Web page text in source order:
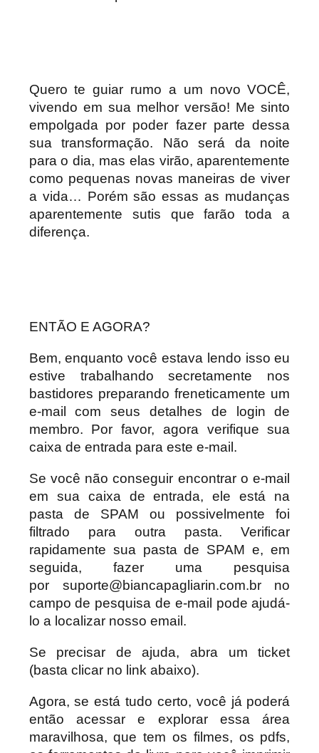
Quero te guiar rumo a um novo VOCÊ,
vivendo em sua melhor versão! Me sinto
empolgada por poder fazer parte dessa
sua transformação. Não será da noite
para o dia, mas elas virão, aparentemente
como pequenas novas maneiras de viver
a vida… Porém são essas as mudanças
aparentemente sutis que farão toda a
diferença.
ENTÃO E AGORA?
Bem, enquanto você estava lendo isso eu
estive trabalhando secretamente nos
bastidores preparando freneticamente um
e-mail com seus detalhes de login de
membro. Por favor, agora verifique sua
caixa de entrada para este e-mail.
Se você não conseguir encontrar o e-mail
em sua caixa de entrada, ele está na
pasta de SPAM ou possivelmente foi
filtrado para outra pasta. Verificar
rapidamente sua pasta de SPAM e, em
seguida, fazer uma pesquisa
por suporte@biancapagliarin.com.brno
campo de pesquisa de e-mail pode ajudá-
lo a localizar nosso email.
Se precisar de ajuda, abra um ticket
(basta clicar no link abaixo).
Agora, se está tudo certo, você já poderá
então acessar e explorar essa área
maravilhosa, que tem os filmes, os pdfs,